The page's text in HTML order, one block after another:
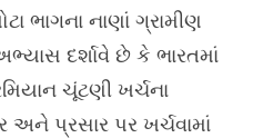
ભાગના નાણાં ગ્રામીણ
દર્શાવે છે કે ભારતમાં
ચૂંટણી ખર્ચના
અને પ્રસાર પર ખર્ચવામાં